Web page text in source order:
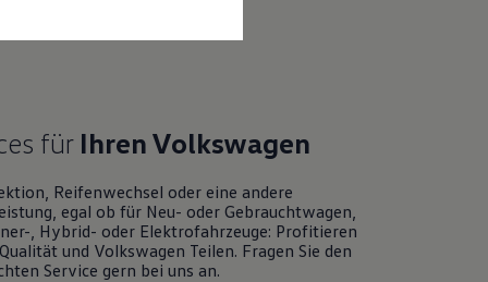
für IhrenVolkswagen
Reifenwechsel oder eine andere
egal ob für Neu- oder Gebrauchtwagen
, Hybrid- oder Elektrofahrzeuge: Profitieren
und Volkswagen Teilen. Fragen Sie den
Service gern bei uns an.